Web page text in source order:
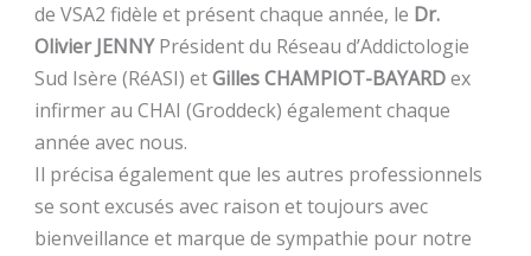
de VSA2 fidèle et présent chaque année, le Dr.
Olivier JENNYPrésident du Réseau d’Addictologie
Sud Isère (RéASI) etGilles CHAMPIOT-BAYARDex
infirmer au CHAI (Groddeck) également chaque
année avec nous.
Il précisa également que les autres professionnels
se sont excusés avec raison et toujours avec
bienveillance et marque de sympathie pour notre